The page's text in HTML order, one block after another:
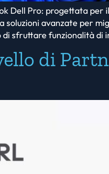
Dell Pro: progettata
avanzate per
sfruttare funzionalità
di